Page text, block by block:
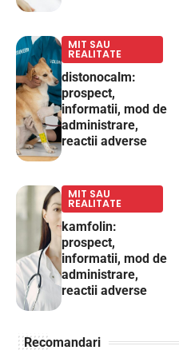
MIT SAU
REALITATE
distonocalm:
prospect,
informatii, mod de
administrare,
reactii adverse
MIT SAU
REALITATE
kamfolin:
prospect,
informatii, mod de
administrare,
reactii adverse
Recomandari